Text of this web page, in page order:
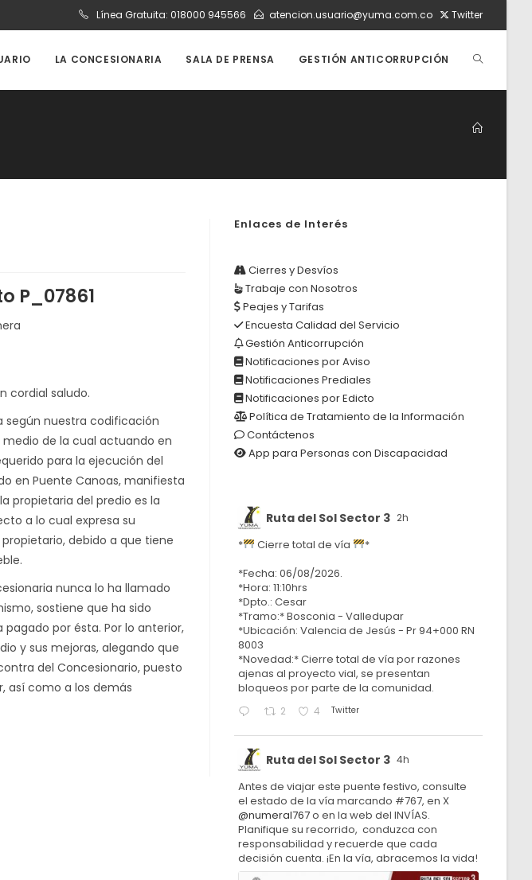
Línea Gratuita: 018000 945566 atencion.usuario@yuma.com.co Twitter
LA CONCESIONARIA SALA DE PRENSA GESTIÓN ANTICORRUPCIÓN ALTERNAR
BÚSQUEDA
DE
P_07861
cordial saludo.
según nuestra codificación
medio de la cual actuando en
para la ejecución del
en Puente Canoas, manifiesta
propietaria del predio es la
a lo cual expresa su
debido a que tiene
nunca lo ha llamado
sostiene que ha sido
por ésta. Por lo anterior,
y sus mejoras, alegando que
del Concesionario, puesto
así como a los demás
Enlaces de Interés
Cierres y Desvíos
Trabaje con Nosotros
Peajes y Tarifas
Encuesta Calidad del Servicio
Gestión Anticorrupción
Notificaciones por Aviso
Notificaciones Prediales
Notificaciones por Edicto
Política de Tratamiento de la Información
Contáctenos
App para Personas con Discapacidad
Ruta del Sol Sector 3 2h
* Cierre total de vía
*
*Fecha: 06/08/2026.
*Hora: 11:10hrs
*Dpto.: Cesar
*Tramo:* Bosconia - Valledupar
*Ubicación: Valencia de Jesús - Pr 94+000 RN
8003
*Novedad:* Cierre total de vía por razones
ajenas al proyecto vial, se presentan
bloqueos por parte de la comunidad.
2 4 Twitter
Ruta del Sol Sector 3 4h
Antes de viajar este puente festivo, consulte
el estado de la vía marcando #767, en X
@numeral767o en la web del INVÍAS.
Planifique su recorrido, conduzca con
responsabilidad y recuerde que cada
decisión cuenta. ¡En la vía, abracemos la vida!